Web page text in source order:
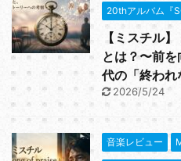
20thアルバム『
【ミスチル
とは？〜前
代の「終われ
2026/5/24
音楽レビュー